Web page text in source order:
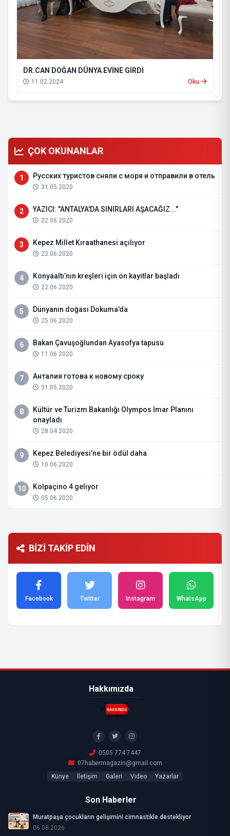
DR.CAN DOĞAN DÜNYA EVİNE GİRDİ
11.02.2024 Oku
ÇOK OKUNANLAR
1 Русских туристов сняли с моря и отправили в отель
31.05.2020
2 YAZICI: "ANTALYA'DA SINIRLARI AŞACAĞIZ..."
22.06.2020
3 Kepez Millet Kıraathanesi açılıyor
22.06.2020
4 Konyaaltı’nın kreşleri için ön kayıtlar başladı
22.06.2020
5 Dünyanın doğası Dokuma’da
25.06.2020
6 Bakan Çavuşoğlundan Ayasofya tapusu
11.06.2020
7 Анталия готова к новому сроку
31.05.2020
8
Kültür ve Turizm Bakanlığı Olympos İmar Planını
onayladı
28.04.2020
9 Kepez Belediyesi’ne bir ödül daha
10.06.2020
10 Kolpaçino 4 geliyor
05.06.2020
BİZİ TAKİP EDİN
Facebook Twitter Instagram WhatsApp
Hakkımızda
0505 774 7447
07habermagazin@gmail.com
Künye
İletişim Galeri Video Yazarlar
Son Haberler
Muratpaşa çocukların gelişimini cimnastikle destekliyor
06.08.2026